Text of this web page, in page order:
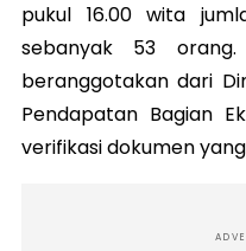
pukul 16.00 wita
sebanyak 53
beranggotakan dari
Pendapatan Bagian
verifikasi dokumen